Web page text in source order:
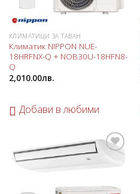
КЛИМАТИЦИ ЗА ТАВАН
Климатик NIPPON NUE-
18HRFNX-Q + NOB30U-18HFN8-
Q
2,010.00лв.
Добави в любими